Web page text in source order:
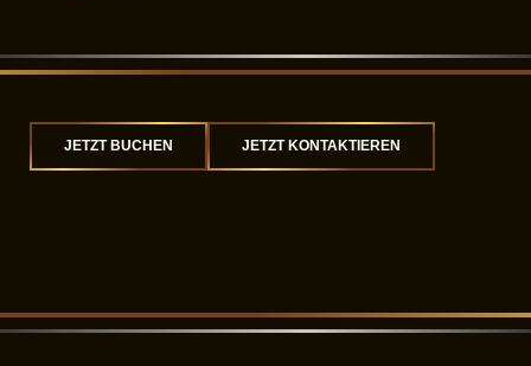
JETZT BUCHEN JETZT KONTAKTIEREN